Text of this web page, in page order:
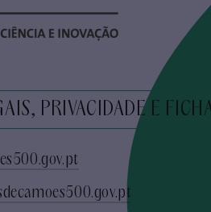
PRIVACIDADE E